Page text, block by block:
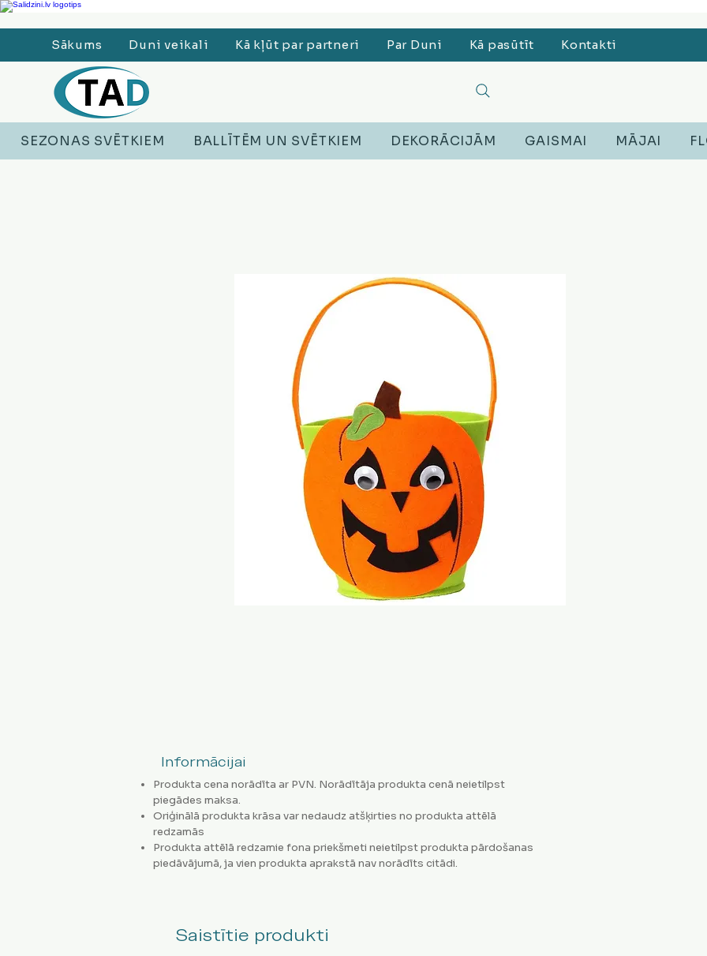
Ledusskapji, Sadzīves tehnika, Smaržas, Operatīvā atmiņa, Putekļu sūcēji, Lego, Austiņas
Sākums Duni veikali Kā kļūt par partneri Par Duni Kā pasūtīt Kontakti
SEZONAS SVĒTKIEM BALLĪTĒM UN SVĒTKIEM DEKORĀCIJĀM GAISMAI MĀJAI
Informācijai
Produkta cena norādīta ar PVN. Norādītāja produkta cenā neietilpst
piegādes maksa.
Oriģinālā produkta krāsa var nedaudz atšķirties no produkta attēlā
redzamās
Produkta attēlā redzamie fona priekšmeti neietilpst produkta pārdošanas
piedāvājumā, ja vien produkta aprakstā nav norādīts citādi.
Saistītie produkti